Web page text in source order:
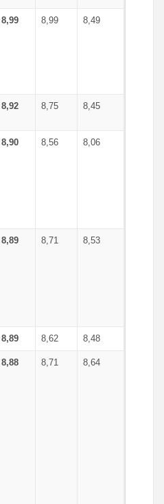
8,99 8,99 8,49
8,92 8,75 8,45
8,90 8,56 8,06
8,89 8,71 8,53
8,89 8,62 8,48
8,88 8,71 8,64